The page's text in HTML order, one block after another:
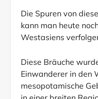
Die Spuren von
kann man heute
Westasiens
Diese Bräuche
Einwanderer in den
mesopotamische